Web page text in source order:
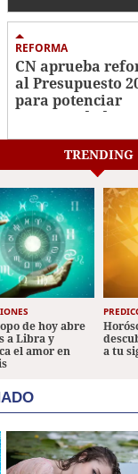
REFORMA
CN aprueba
al Presupuesto
para potenciar
conectividad
industria
eliminar plazas
fantasmas
TRENDING
de hoy abre
a Libra y
el amor en
a tu